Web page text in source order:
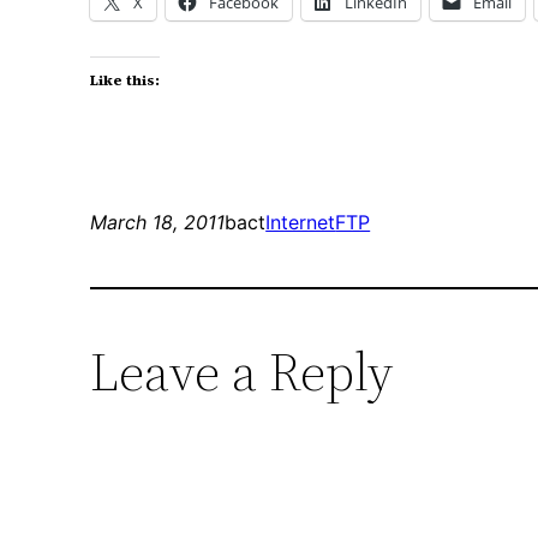
Like this:
March 18, 2011bactInternetFTP
Leave a Reply